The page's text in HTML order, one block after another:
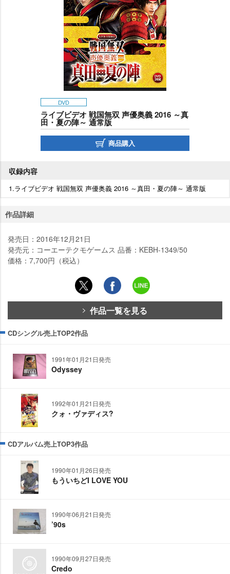
DVD
ライブビデオ 戦国無双 声優奥義 2016 ～真
田・夏の陣～ 通常版
商品購入
収録内容
1.ライブビデオ 戦国無双 声優奥義 2016 ～真田・夏の陣～ 通常版
作品詳細
発売日：2016年12月21日
発売元：コーエーテクモゲームス 品番：KEBH-1349/50
価格：7,700円（税込）
作品一覧を見る
CDシングル売上TOP2作品
1991年01月21日発売
Odyssey
1992年01月21日発売
クォ・ヴァディス?
CDアルバム売上TOP3作品
1990年01月26日発売
もういちどI LOVE YOU
1990年06月21日発売
’90s
1990年09月27日発売
Credo